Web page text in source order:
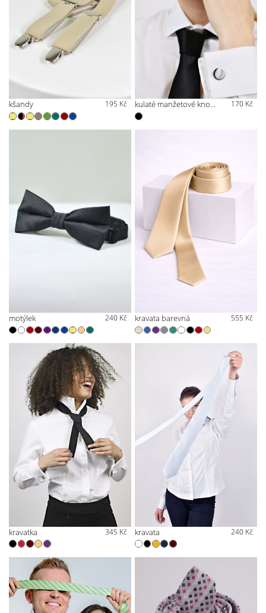
kšandy 195 Kč kulaté manžetové knoflíčky 170 Kč
motýlek 240 Kč kravata barevná 555 Kč
kravatka 345 Kč kravata 240 Kč